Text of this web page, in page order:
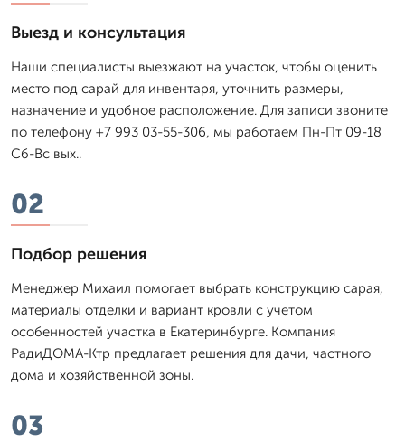
Выезд и консультация
Наши специалисты выезжают на участок, чтобы оценить
место под сарай для инвентаря, уточнить размеры,
назначение и удобное расположение. Для записи звоните
по телефону +7 993 03-55-306, мы работаем Пн-Пт 09-18
Сб-Вс вых..
02
Подбор решения
Менеджер Михаил помогает выбрать конструкцию сарая,
материалы отделки и вариант кровли с учетом
особенностей участка в Екатеринбурге. Компания
РадиДОМА-Ктр предлагает решения для дачи, частного
дома и хозяйственной зоны.
03